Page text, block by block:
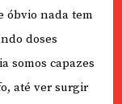
óbvio nada tem
doses
somos capazes
até ver surgir